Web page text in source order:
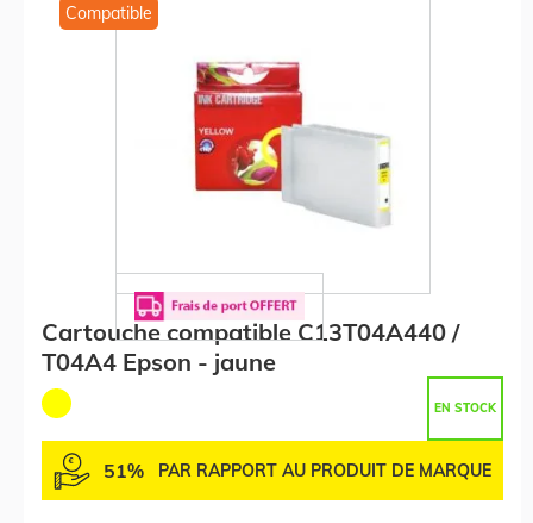
Compatible
Cartouche compatible C13T04A440 /
T04A4 Epson - jaune
EN STOCK
51% PAR RAPPORT AU PRODUIT DE MARQUE